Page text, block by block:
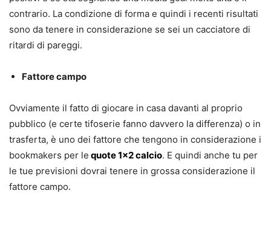
contrario. La condizione di forma e quindi i recenti risultati
sono da tenere in considerazione se sei un cacciatore di
ritardi di pareggi.
Fattore campo
Ovviamente il fatto di giocare in casa davanti al proprio
pubblico (e certe tifoserie fanno davvero la differenza) o in
trasferta, è uno dei fattore che tengono in considerazione i
bookmakers per le quote 1×2 calcio. E quindi anche tu per
le tue previsioni dovrai tenere in grossa considerazione il
fattore campo.